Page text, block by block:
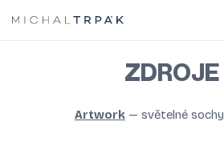
ZDROJE II
Artwork — světelné sochy